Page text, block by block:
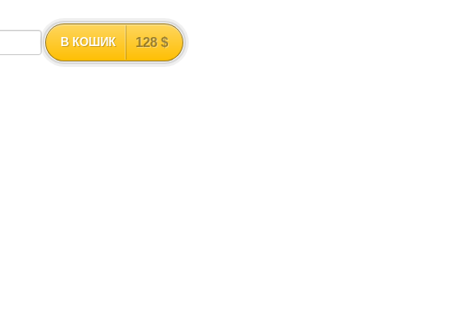
В КОШИК 128 $